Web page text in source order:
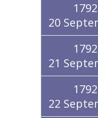
1792
20
1792
21
1792
22